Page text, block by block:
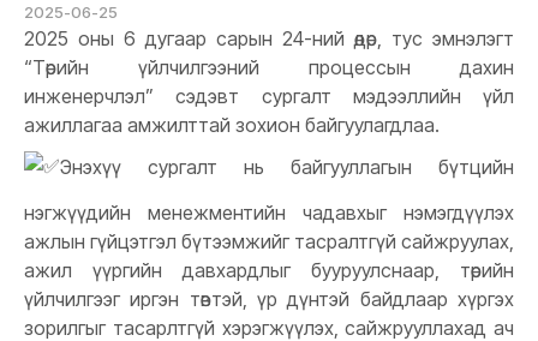
2025-06-25
2025 оны 6 дугаар сарын 24-ний өдөр, тус эмнэлэгт
“Төрийн үйлчилгээний процессын дахин
инженерчлэл” сэдэвт сургалт мэдээллийн үйл
ажиллагаа амжилттай зохион байгуулагдлаа.
Энэхүү сургалт нь байгууллагын бүтцийн
нэгжүүдийн менежментийн чадавхыг нэмэгдүүлэх
ажлын гүйцэтгэл бүтээмжийг тасралтгүй сайжруулах,
ажил үүргийн давхардлыг бууруулснаар, төрийн
үйлчилгээг иргэн төвтэй, үр дүнтэй байдлаар хүргэх
зорилгыг тасарлтгүй хэрэгжүүлэх, сайжрууллахад ач